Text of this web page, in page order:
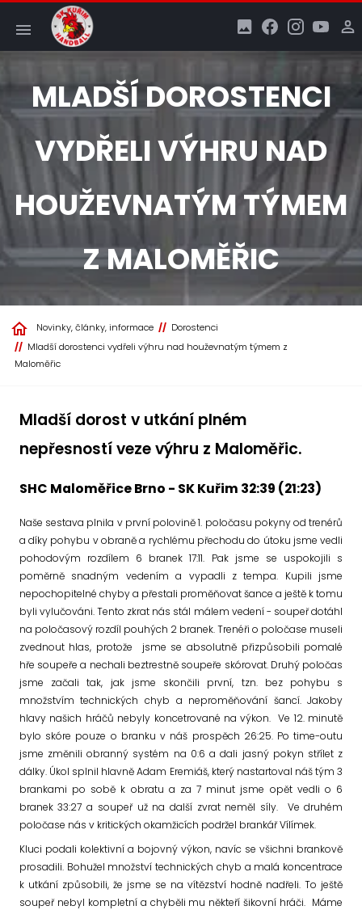
MLADŠÍ DOROSTENCI
VYDŘELI VÝHRU NAD
HOUŽEVNATÝM TÝMEM
Z MALOMĚŘIC
Novinky, články, informace
Dorostenci
Mladší dorostenci vydřeli výhru nad houževnatým týmem z
Maloměřic
Mladší dorost v utkání plném
nepřesností veze výhru z Maloměřic.
SHC Maloměřice Brno - SK Kuřim 32:39 (21:23)
Naše sestava plnila v první polovině 1. poločasu pokyny od trenérů
a díky pohybu v obraně a rychlému přechodu do útoku jsme vedli
pohodovým rozdílem 6 branek 17:11. Pak jsme se uspokojili s
poměrně snadným vedením a vypadli z tempa. Kupili jsme
nepochopitelné chyby a přestali proměňovat šance a ještě k tomu
byli vylučováni. Tento zkrat nás stál málem vedení - soupeř dotáhl
na poločasový rozdíl pouhých 2 branek. Trenéři o poločase museli
zvednout hlas, protože jsme se absolutně přizpůsobili pomalé
hře soupeře a nechali beztrestně soupeře skórovat. Druhý poločas
jsme začali tak, jak jsme skončili první, tzn. bez pohybu s
množstvím technických chyb a neproměňování šancí. Jakoby
hlavy našich hráčů nebyly koncetrované na výkon. Ve 12. minutě
bylo skóre pouze o branku v náš prospěch 26:25. Po time-outu
jsme změnili obranný systém na 0:6 a dali jasný pokyn střílet z
dálky. Úkol splnil hlavně Adam Eremiáš, který nastartoval náš tým 3
brankami po sobě k obratu a za 7 minut jsme opět vedli o 6
branek 33:27 a soupeř už na další zvrat neměl síly. Ve druhém
poločase nás v kritických okamžicích podržel brankář Vílímek.
Kluci podali kolektivní a bojovný výkon, navíc se všichni brankově
prosadili. Bohužel množství technických chyb a malá koncentrace
k utkání způsobili, že jsme se na vítězství hodně nadřeli. To ještě
soupeř nebyl kompletní a chyběli mu někteří šikovní hráči. Máme